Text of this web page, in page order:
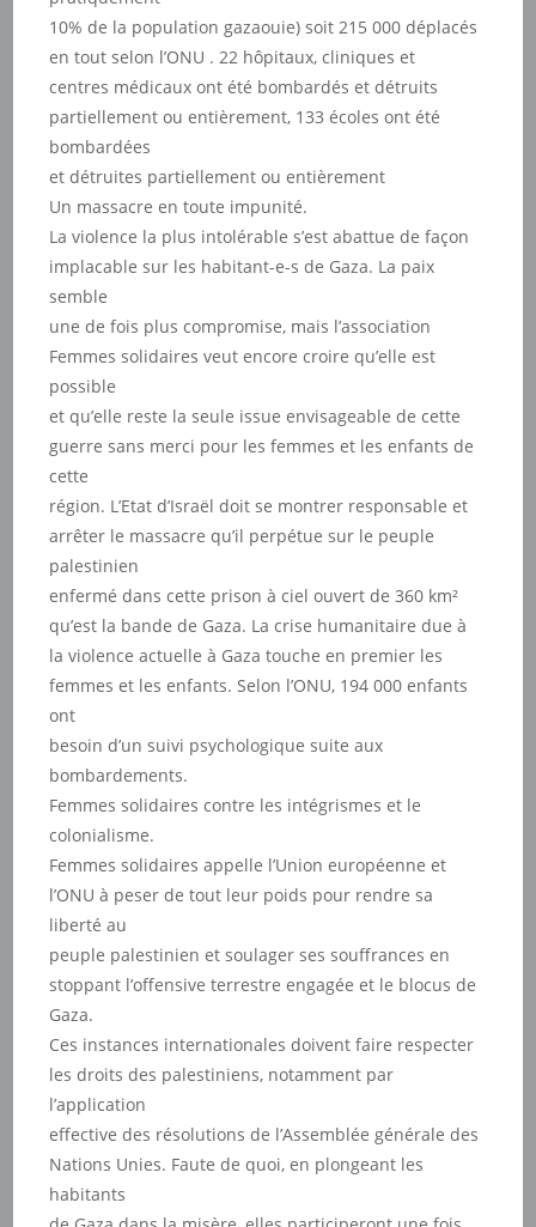
10% de la population gazaouie) soit 215 000 déplacés
en tout selon l’ONU . 22 hôpitaux, cliniques et
centres médicaux ont été bombardés et détruits
partiellement ou entièrement, 133 écoles ont été
bombardées
et détruites partiellement ou entièrement
Un massacre en toute impunité.
La violence la plus intolérable s’est abattue de façon
implacable sur les habitant-e-s de Gaza. La paix
semble
une de fois plus compromise, mais l’association
Femmes solidaires veut encore croire qu’elle est
possible
et qu’elle reste la seule issue envisageable de cette
guerre sans merci pour les femmes et les enfants de
cette
région. L’Etat d’Israël doit se montrer responsable et
arrêter le massacre qu’il perpétue sur le peuple
palestinien
enfermé dans cette prison à ciel ouvert de 360 km²
qu’est la bande de Gaza. La crise humanitaire due à
la violence actuelle à Gaza touche en premier les
femmes et les enfants. Selon l’ONU, 194 000 enfants
ont
besoin d’un suivi psychologique suite aux
bombardements.
Femmes solidaires contre les intégrismes et le
colonialisme.
Femmes solidaires appelle l’Union européenne et
l’ONU à peser de tout leur poids pour rendre sa
liberté au
peuple palestinien et soulager ses souffrances en
stoppant l’offensive terrestre engagée et le blocus de
Gaza.
Ces instances internationales doivent faire respecter
les droits des palestiniens, notamment par
l’application
effective des résolutions de l’Assemblée générale des
Nations Unies. Faute de quoi, en plongeant les
habitants